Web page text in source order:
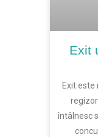
Exit
Exit este
întâlnesc